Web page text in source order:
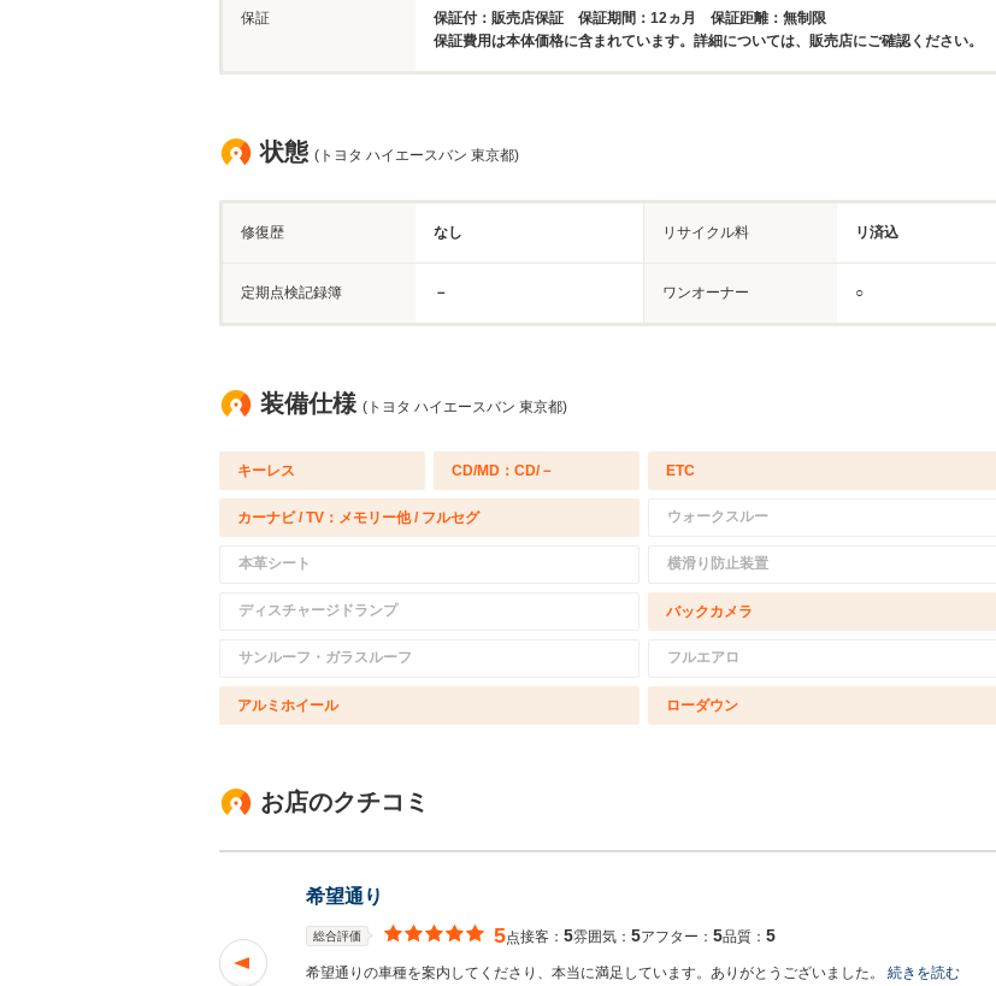
保証
保証付：販売店保証 保証期間：12ヵ月 保証距離：無制限
保証費用は本体価格に含まれています。詳細については、販売店にご確認ください。
状態 (トヨタ ハイエースバン 東京都)
修復歴 なし リサイクル料 リ済込
定期点検記録簿 － ワンオーナー ○
装備仕様 (トヨタ ハイエースバン 東京都)
キーレス CD/MD：CD/－ ETC
カーナビ / TV：メモリー他 / フルセグ ウォークスルー
本革シート 横滑り防止装置
ディスチャージドランプ バックカメラ
サンルーフ・ガラスルーフ フルエアロ
アルミホイール ローダウン
お店のクチコミ
希望通り
総合評価 5点接客： 5雰囲気： 5アフター： 5品質： 5
希望通りの車種を案内してくださり、本当に満足しています。ありがとうございました。 続きを読む